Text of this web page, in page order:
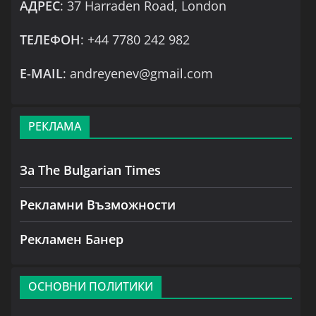
АДРЕС: 37 Harraden Road, London
ТЕЛЕФОН: +44 7780 242 982
Е-MAIL: andreyenev@gmail.com
РЕКЛАМА
За The Bulgarian Times
Рекламни Възможности
Рекламен Банер
ОСНОВНИ ПОЛИТИКИ